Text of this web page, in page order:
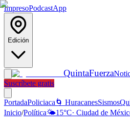
ImpresoPodcastApp
Edición
QuintaFuerza
Suscríbete gratis
PortadaPoliciaca 🌀 HuracanesSismos
Inicio/Política🌤️15°C· Ciudad de